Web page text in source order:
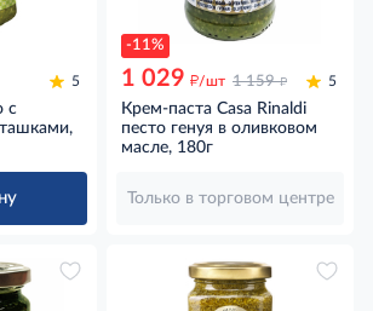
5
с
-11%
1 029 д/шт 1 159 д 5
Крем-паста Casa Rinaldi
песто генуя в оливковом
масле, 180г
Только в торговом центре